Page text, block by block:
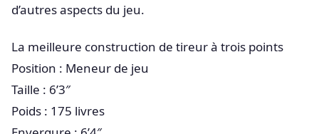
d’autres aspects du jeu.
La meilleure construction de tireur à trois points
Position : Meneur de jeu
Taille : 6’3″
Poids : 175 livres